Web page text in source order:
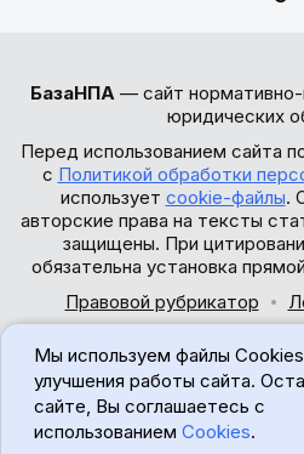
БазаНПА — сайт
юридических
Перед использованием сайта
с Политикой обработки
использует cookie-файлы.
авторские права на тексты
защищены. При
обязательна установка
Правовой рубрикатор
© 2017-
18+
Мы используем файлы
улучшения работы сайта.
сайте, Вы соглашаетесь с
использованием Cookies.